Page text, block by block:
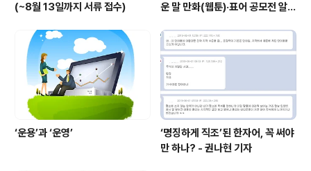
(~8월 13일까지 서류 접수)
운 말 만화(웹툰)·표어 공모전 알림
‘운용’과 ‘운영’
‘명징하게 직조’된 한자어, 꼭 써야
만 하나? - 권나현 기자